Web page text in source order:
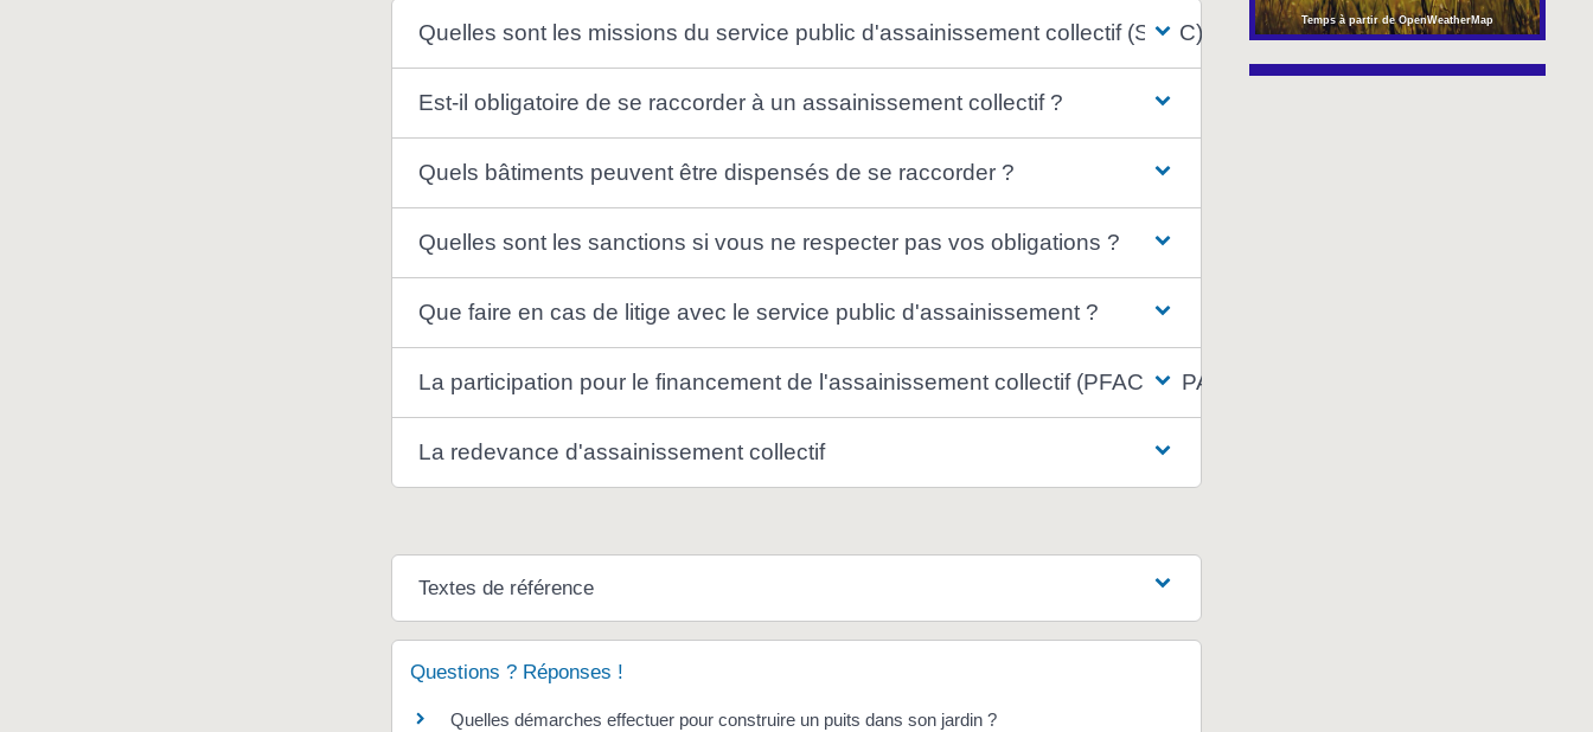
Quelles sont les missions du service public d'assainissement collectif (SPAC) ?
Est-il obligatoire de se raccorder à un assainissement collectif ?
Quels bâtiments peuvent être dispensés de se raccorder ?
Quelles sont les sanctions si vous ne respecter pas vos obligations ?
Que faire en cas de litige avec le service public d'assainissement ?
La participation pour le financement de l'assainissement collectif (PFAC ou PAC)
La redevance d'assainissement collectif
Textes de référence
Questions ? Réponses !
Quelles démarches effectuer pour construire un puits dans son jardin ?
Temps à partir de OpenWeatherMap